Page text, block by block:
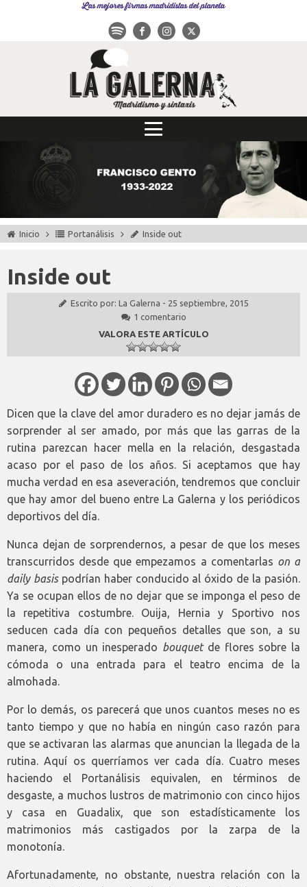
Las mejores firmas madridistas del planeta
Inicio Portanálisis Inside out
Inside out
Escrito por: La Galerna - 25 septiembre, 2015
1 comentario
VALORA ESTE ARTÍCULO
Dicen que la clave del amor duradero es no dejar jamás de
sorprender al ser amado, por más que las garras de la
rutina parezcan hacer mella en la relación, desgastada
acaso por el paso de los años. Si aceptamos que hay
mucha verdad en esa aseveración, tendremos que concluir
que hay amor del bueno entre La Galerna y los periódicos
deportivos del día.
Nunca dejan de sorprendernos, a pesar de que los meses
transcurridos desde que empezamos a comentarlas on a
daily basispodrían haber conducido al óxido de la pasión.
Ya se ocupan ellos de no dejar que se imponga el peso de
la repetitiva costumbre. Ouija, Hernia y Sportivo nos
seducen cada día con pequeños detalles que son, a su
manera, como un inesperado bouquetde flores sobre la
cómoda o una entrada para el teatro encima de la
almohada.
Por lo demás, os parecerá que unos cuantos meses no es
tanto tiempo y que no había en ningún caso razón para
que se activaran las alarmas que anuncian la llegada de la
rutina. Aquí os querríamos ver cada día. Cuatro meses
haciendo el Portanálisis equivalen, en términos de
desgaste, a muchos lustros de matrimonio con cinco hijos
y casa en Guadalix, que son estadísticamente los
matrimonios más castigados por la zarpa de la
monotonía.
Afortunadamente, no obstante, nuestra relación con la